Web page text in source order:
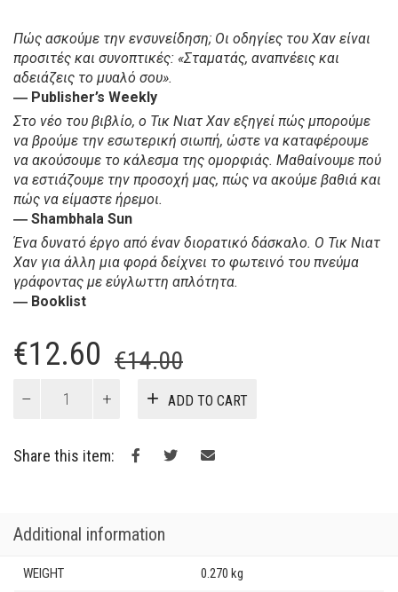
Πώς ασκούμε την ενσυνείδηση; Οι οδηγίες του Χαν είναι
προσιτές και συνοπτικές: «Σταματάς, αναπνέεις και
αδειάζεις το μυαλό σου».
― Publisher’s Weekly
Στο νέο του βιβλίο, ο Τικ Νιατ Χαν εξηγεί πώς μπορούμε
να βρούμε την εσωτερική σιωπή, ώστε να καταφέρουμε
να ακούσουμε το κάλεσμα της ομορφιάς. Μαθαίνουμε πού
να εστι­ά­ζου­με την προσοχή μας, πώς να ακού­με βαθιά και
πώς να είμαστε ήρεμοι.
― Shambhala Sun
Ένα δυνατό έργο από έναν διορατικό δάσκαλο. Ο Τικ Νιατ
Χαν για άλλη μια φορά δείχνει το φωτεινό του πνεύμα
γράφοντας με εύγλωττη απλότητα.
― Booklist
€14.00Original
price
was:
€14.00.
€12.60
Current
price
is:
€12.60.
της
εσωτερικής
έναν
κόσμο
θορύβους
ADD TO CART
Share this item:
Additional information
WEIGHT 0.270 kg